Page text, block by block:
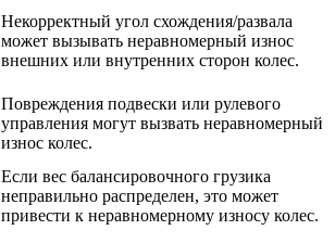
Некорректный угол схождения/развала
может вызывать неравномерный износ
внешних или внутренних сторон колес.
Повреждения подвески или рулевого
управления могут вызвать неравномерный
износ колес.
Если вес балансировочного грузика
неправильно распределен, это может
привести к неравномерному износу колес.